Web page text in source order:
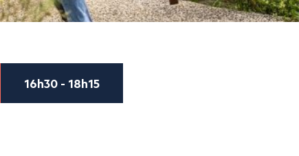
16h30 - 18h15